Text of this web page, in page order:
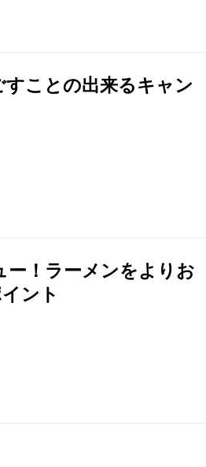
ことの出来るキャン
ー！ラーメンをよりお
ント